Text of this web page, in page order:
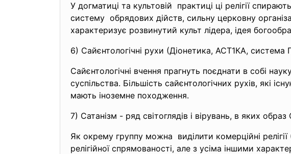
У догматиці та культовій практиці ці релігії
систему обрядових дійств, сильну церковну
характеризує розвинутий культ лідера, ідея
6) Сайєнтологічні рухи (Діонетика, АСТ1КА,
Сайєнтологічні вчення прагнуть поєднати в собі
суспільства. Більшість сайєнтологічних рухів, які
мають іноземне походження.
7) Сатанізм - ряд світоглядів і вірувань, в яких
Як окрему группу можна виділити комерційні
релігійної спрямованості, але з усіма іншими